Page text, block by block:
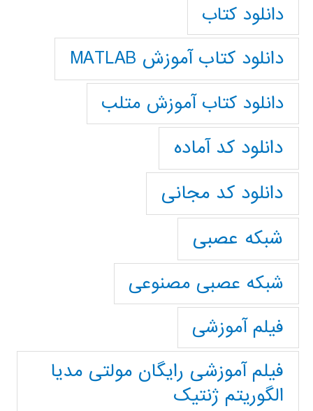
دانلود کتاب
دانلود کتاب آموزش MATLAB
دانلود کتاب آموزش متلب
دانلود کد آماده
دانلود کد مجانی
شبکه عصبی
شبکه عصبی مصنوعی
فیلم آموزشی
فیلم آموزشی رایگان مولتی مدیا
الگوریتم ژنتیک